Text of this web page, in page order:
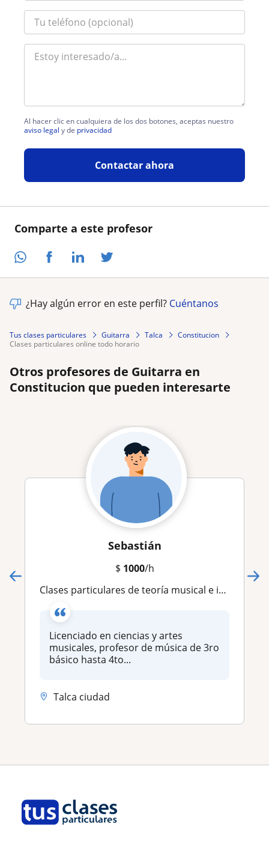
Comparte a este profesor
Al hacer clic en cualquiera de los dos botones, aceptas nuestro
aviso legal y de privacidad
Contactar ahora
¿Hay algún error en este perfil? Cuéntanos
Tus clases particulares Guitarra Talca
Constitucion
clases particulares online todo horario
Otros profesores de Guitarra en
Constitucion que pueden interesarte
Sebastián
$ 1000/h
Clases particulares de teoría musical e instrumentos (guitarra, bajo, piano y flauta)
Licenciado en ciencias y artes
musicales, profesor de música de 3ro
básico hasta 4to...
Talca ciudad